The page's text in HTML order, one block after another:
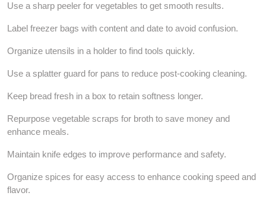
Use a sharp peeler for vegetables to get smooth results.
Label freezer bags with content and date to avoid confusion.
Organize utensils in a holder to find tools quickly.
Use a splatter guard for pans to reduce post-cooking cleaning.
Keep bread fresh in a box to retain softness longer.
Repurpose vegetable scraps for broth to save money and
enhance meals.
Maintain knife edges to improve performance and safety.
Organize spices for easy access to enhance cooking speed and
flavor.